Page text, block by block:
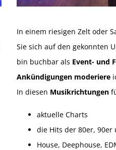
In einem riesigen Zelt oder
Sie sich auf den gekonnten
bin buchbar als Event- und
Ankündigungen moderiere
In diesen Musikrichtungen
aktuelle Charts
die Hits der 80er, 90er
House, Deephouse,